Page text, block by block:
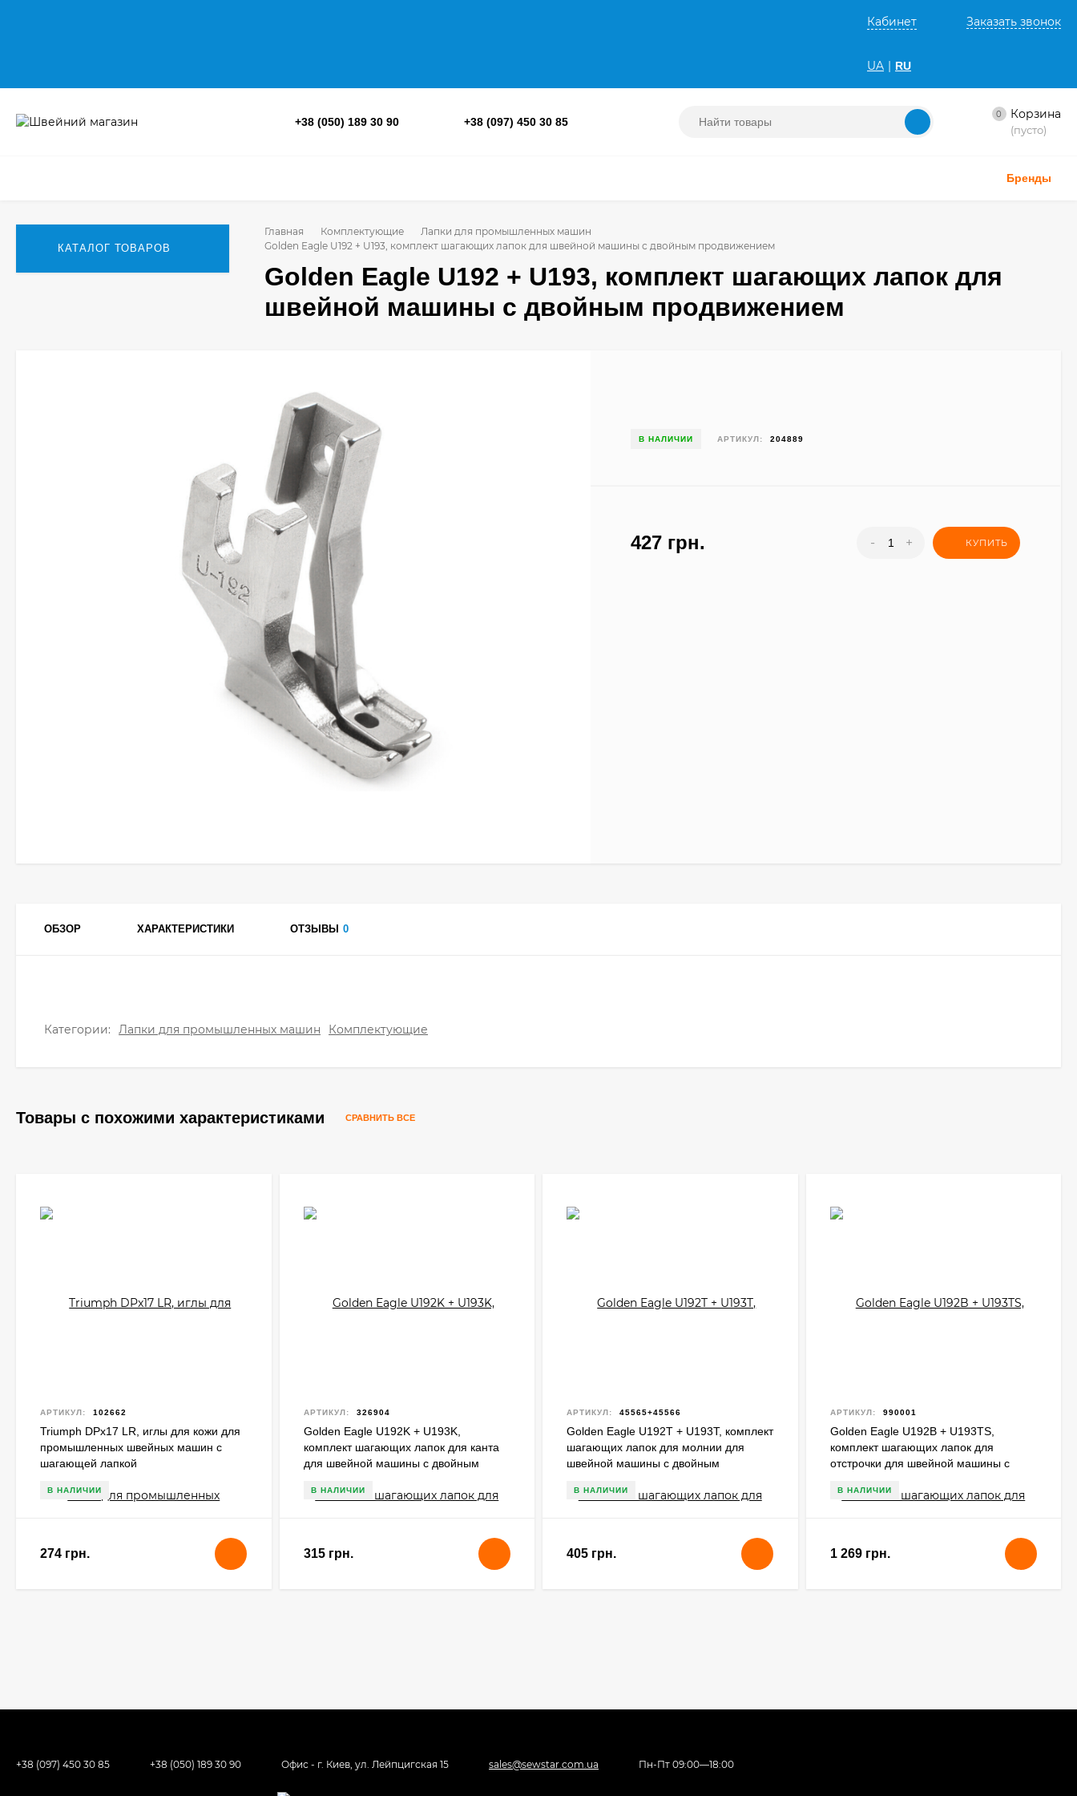
Кабинет Заказать звонок
UA | RU
+38 (050) 189 30 90 +38 (097) 450 30 85
0 Корзина
(пусто)
Бренды
КАТАЛОГ ТОВАРОВ
Главная Комплектующие
Лапки для промышленных машин
Golden Eagle U192 + U193, комплект шагающих лапок для швейной машины с двойным продвижением
Golden Eagle U192 + U193, комплект шагающих лапок для
швейной машины с двойным продвижением
В НАЛИЧИИ АРТИКУЛ: 204889
427 грн. - + КУПИТЬ
ОБЗОР ХАРАКТЕРИСТИКИ ОТЗЫВЫ 0
Категории: Лапки для промышленных машин Комплектующие
Товары с похожими характеристиками СРАВНИТЬ ВСЕ
АРТИКУЛ: 102662
Triumph DPx17 LR, иглы для кожи для
промышленных швейных машин с
шагающей лапкой
В НАЛИЧИИ
274 грн.
АРТИКУЛ: 326904
Golden Eagle U192K + U193K,
комплект шагающих лапок для канта
для швейной машины с двойным
В НАЛИЧИИ
315 грн.
АРТИКУЛ: 45565+45566
Golden Eagle U192T + U193T, комплект
шагающих лапок для молнии для
швейной машины с двойным
В НАЛИЧИИ
405 грн.
АРТИКУЛ: 990001
Golden Eagle U192B + U193TS,
комплект шагающих лапок для
отстрочки для швейной машины с
В НАЛИЧИИ
1 269 грн.
+38 (097) 450 30 85 +38 (050) 189 30 90 Офис - г. Киев, ул. Лейпцигская 15 sales@sewstar.com.ua Пн-Пт 09:00—18:00